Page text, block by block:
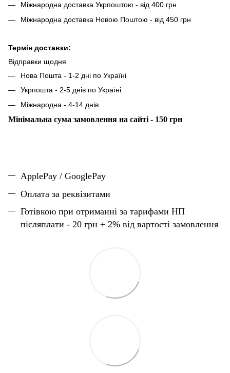
Міжнародна доставка Укрпоштою - від 400 грн
Міжнародна доставка Новою Поштою - від 450 грн
Термін доставки:
Відправки щодня
Нова Пошта - 1-2 дні по Україні
Укрпошта - 2-5 днів по Україні
Міжнародна - 4-14 днів
Мінімальна сума замовлення на сайті - 150 грн
ApplePay / GooglePay
Оплата за реквізитами
Готівкою при отриманні за тарифами НП
післяплати - 20 грн + 2% від вартості замовлення